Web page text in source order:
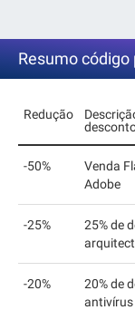
Resumo
Redução
-50%
Venda
Adobe
-25%
25% de
-20%
20% de
antivírus